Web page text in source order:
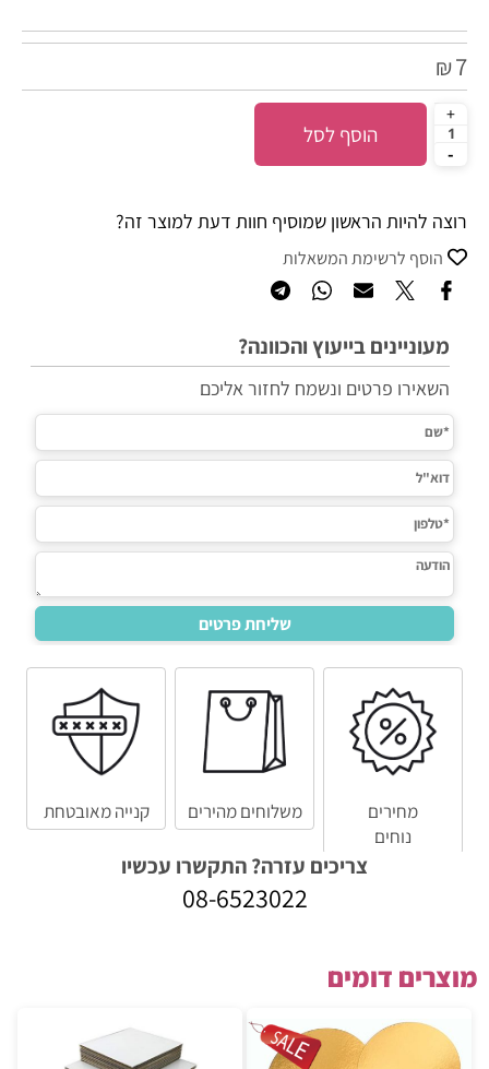
₪7
הוסף לסל
רוצה להיות הראשון שמוסיף חוות דעת למוצר זה?
הוסף לרשימת המשאלות
מעוניינים בייעוץ והכוונה?
השאירו פרטים ונשמח לחזור אליכם
מחירים
נוחים
משלוחים מהירים קנייה מאובטחת
צריכים עזרה? התקשרו עכשיו
08-6523022
מוצרים דומים